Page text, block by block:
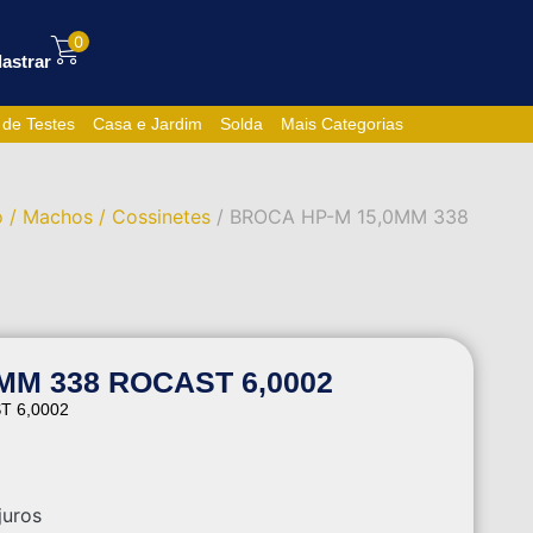
0
Testes Casa e Jardim Solda Mais Categorias
/ Machos / Cossinetes / BROCA HP-M 15,0MM 338
338 ROCAST 6,0002
6,0002